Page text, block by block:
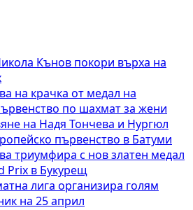
Кънов покори върха на
на крачка от медал на
по шахмат за жени
на Надя Тончева и Нургюл
първенство в Батуми
триумфира с нов златен медал
Prix в Букурещ
лига организира голям
на 25 април